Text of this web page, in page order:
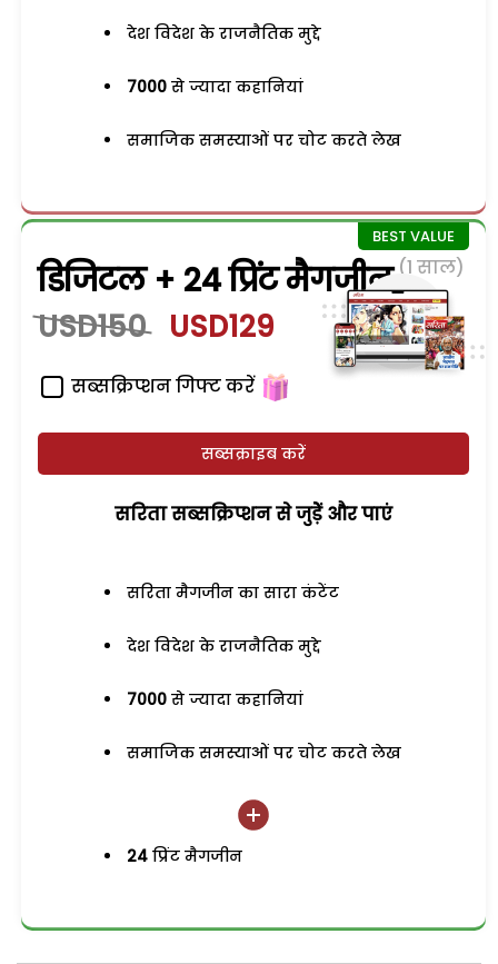
देश विदेश के राजनैतिक मुद्दे
7000 से ज्यादा कहानियां
समाजिक समस्याओं पर चोट करते लेख
डिजिटल + 24 प्रिंट मैगजीन (1 साल)
USD150 USD129
सब्सक्रिप्शन गिफ्ट करें
सब्सक्राइब करें
सरिता सब्सक्रिप्शन से जुड़ेें और पाएं
सरिता मैगजीन का सारा कंटेंट
देश विदेश के राजनैतिक मुद्दे
7000 से ज्यादा कहानियां
समाजिक समस्याओं पर चोट करते लेख
24 प्रिंट मैगजीन